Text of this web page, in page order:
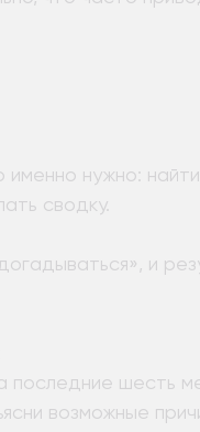
нужно:
сводку.
и
последние шесть
возможные